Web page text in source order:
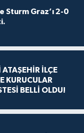
Sturm Graz’ı 2-0
İLÇE
KURUCULAR
BELLİ OLDU!